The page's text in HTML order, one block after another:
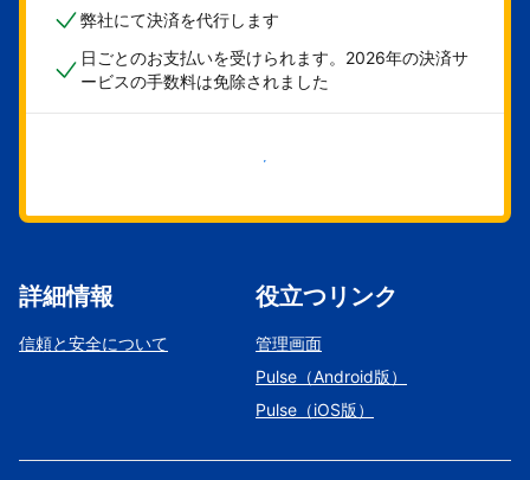
弊社にて決済を代行します
日ごとのお支払いを受けられます。2026年の決済サ
ービスの手数料は免除されました
今すぐ始める
詳細情報
信頼と安全について
役立つリンク
管理画面
Pulse（Android版）
Pulse（iOS版）